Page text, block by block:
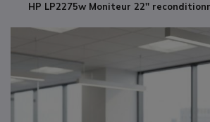
HP LP2275w Moniteur 22''
Passer à la fin de la galerie d’images